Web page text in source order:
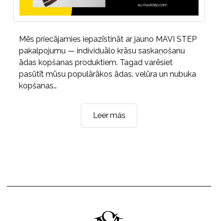
Mēs priecājamies iepazīstināt ar jauno MAVI STEP
pakalpojumu — individuālo krāsu saskaņošanu
ādas kopšanas produktiem. Tagad varēsiet
pasūtīt mūsu populārākos ādas, velūra un nubuka
kopšanas…
Leer másMAVI
STEP